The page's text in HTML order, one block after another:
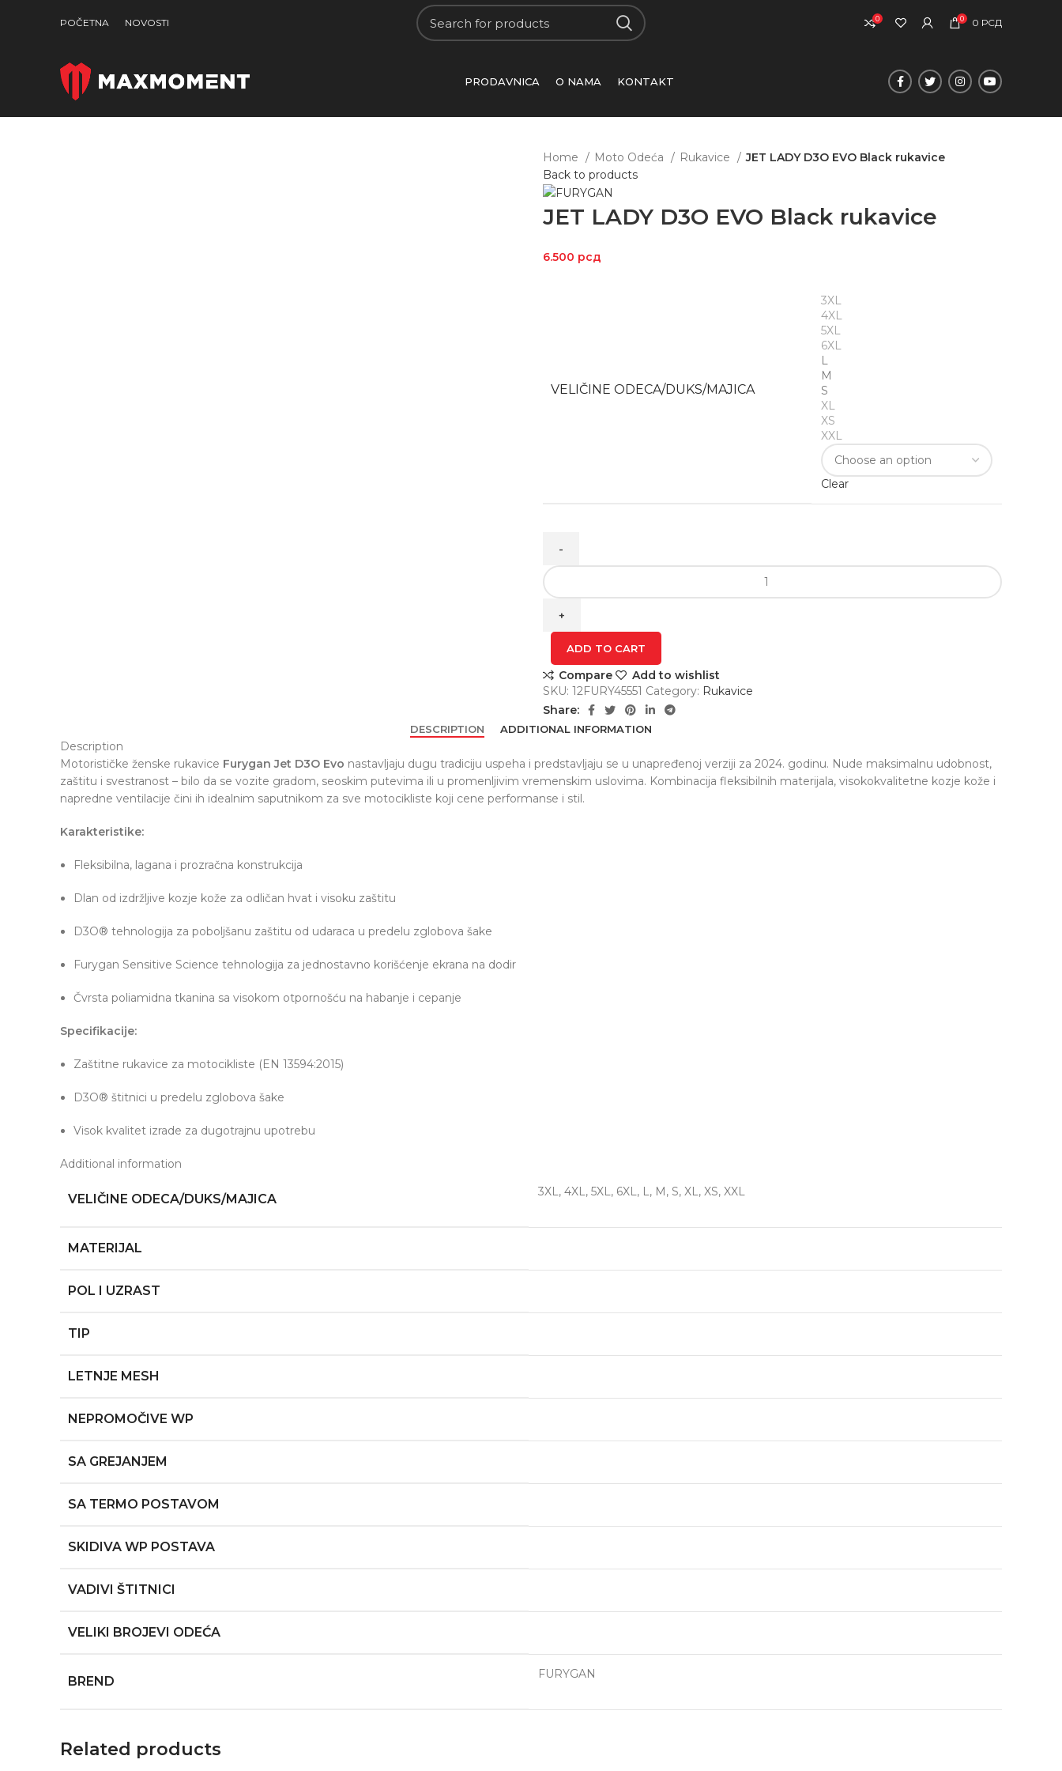
POČETNA NOVOSTI 0 0 0 РСД
PRODAVNICA O NAMA KONTAKT
Home Moto Odeća Rukavice
JET LADY D3O EVO Black rukavice
Back to products
JET LADY D3O EVO Black rukavice
6.500 рсд
VELIČINE ODECA/DUKS/MAJICA
3XL
4XL
5XL
6XL
L
M
S
XL
XS
XXL
Clear
JET
LADY
Black
rukavice
quantity
ADD TO CART
Compare
Add to wishlist
SKU: 12FURY45551 Category: Rukavice
Share:
DESCRIPTION ADDITIONAL INFORMATION
Description
Motorističke ženske rukavice Furygan Jet D3O Evo nastavljaju dugu tradiciju uspeha i predstavljaju se u unapređenoj verziji za 2024. godinu. Nude maksimalnu udobnost,
zaštitu i svestranost – bilo da se vozite gradom, seoskim putevima ili u promenljivim vremenskim uslovima. Kombinacija fleksibilnih materijala, visokokvalitetne kozje kože i
napredne ventilacije čini ih idealnim saputnikom za sve motocikliste koji cene performanse i stil.
Karakteristike:
Fleksibilna, lagana i prozračna konstrukcija
Dlan od izdržljive kozje kože za odličan hvat i visoku zaštitu
D3O® tehnologija za poboljšanu zaštitu od udaraca u predelu zglobova šake
Furygan Sensitive Science tehnologija za jednostavno korišćenje ekrana na dodir
Čvrsta poliamidna tkanina sa visokom otpornošću na habanje i cepanje
Specifikacije:
Zaštitne rukavice za motocikliste (EN 13594:2015)
D3O® štitnici u predelu zglobova šake
Visok kvalitet izrade za dugotrajnu upotrebu
Additional information
VELIČINE ODECA/DUKS/MAJICA 3XL, 4XL, 5XL, 6XL, L, M, S, XL, XS, XXL
MATERIJAL
POL I UZRAST
TIP
LETNJE MESH
NEPROMOČIVE WP
SA GREJANJEM
SA TERMO POSTAVOM
SKIDIVA WP POSTAVA
VADIVI ŠTITNICI
VELIKI BROJEVI ODEĆA
BREND FURYGAN
Related products